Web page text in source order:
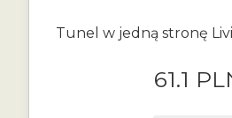
Tunel w jedną stronę
61.1